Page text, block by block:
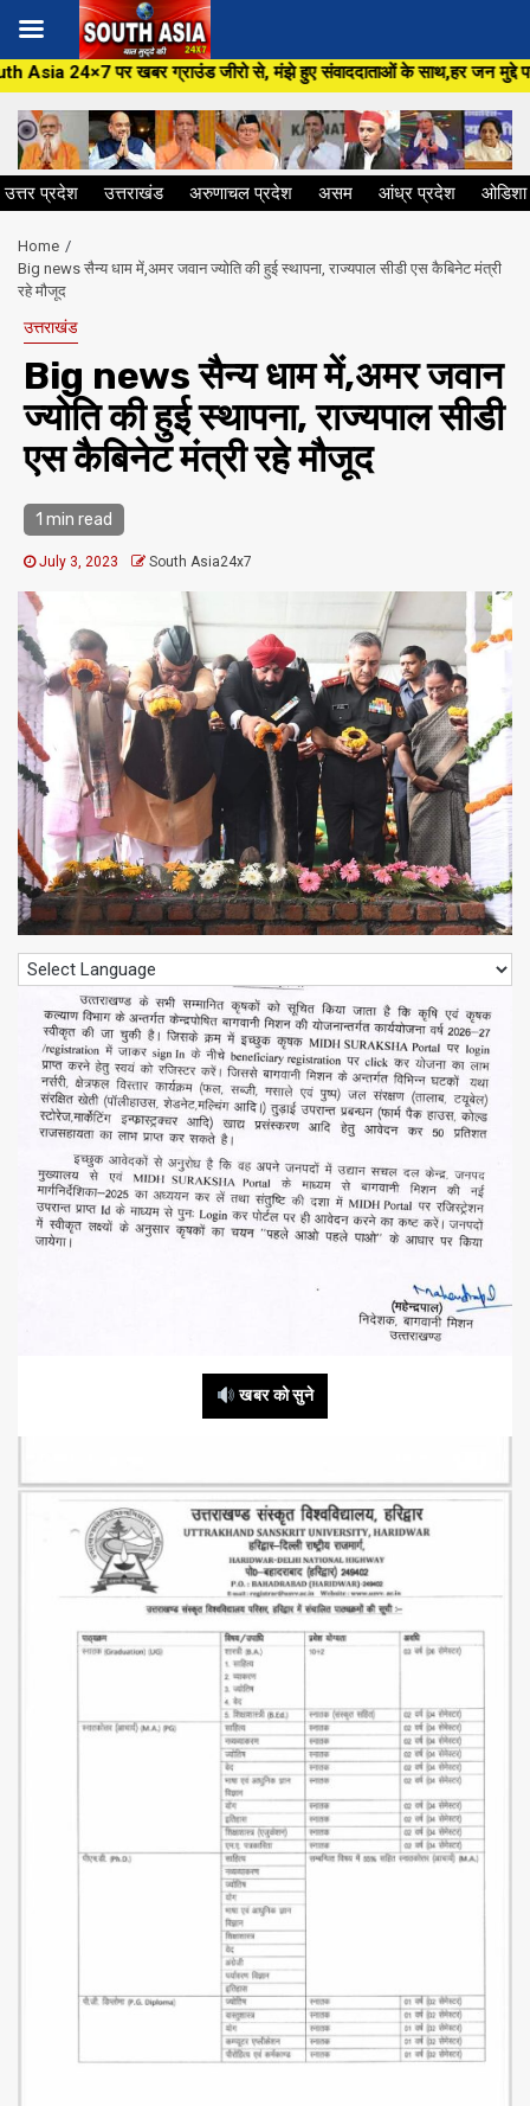
Skip
to
content
ग्राउंड जीरो से, मंझे हुए संवाददाताओं के साथ,हर जन मुद्दे पर, सीधा सवाल
उत्तर प्रदेश उत्तराखंड अरुणाचल प्रदेश असम आंध्र प्रदेश ओडिशा
Home
Big news सैन्य धाम में,अमर जवान ज्योति की हुई स्थापना, राज्यपाल सीडी एस कैबिनेट मंत्री
रहे मौजूद
उत्तराखंड
Big news सैन्य धाम में,अमर जवान
ज्योति की हुई स्थापना, राज्यपाल सीडी
एस कैबिनेट मंत्री रहे मौजूद
1 min read
July 3, 2023 South Asia24x7
खबर को सुने